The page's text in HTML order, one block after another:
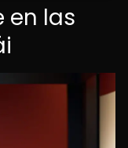
en las